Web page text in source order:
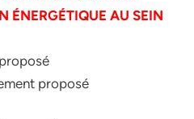
ÉNERGÉTIQUE AU SEIN
proposé